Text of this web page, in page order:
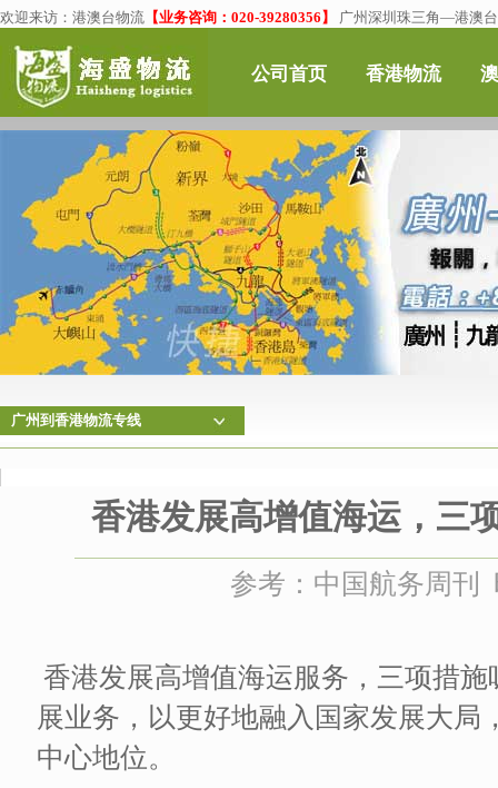
欢迎来访： 港澳台物流 【业务咨询：020-39280356】 广州深圳珠三角—港澳
公司首页 香港物流
广州到香港物流专线
香港发展高增值海运，三
参考：中国航务周刊
香港发展高增值海运服务，三项措
展业务，以更好地融入国家发展大局
中心地位。